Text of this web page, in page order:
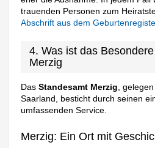
trauenden Personen zum
Abschrift aus dem
4. Was ist das
Merzig
DasStandesamt Merzig,
Saarland, besticht durch seinen
umfassenden Service.
Merzig: Ein Ort mit